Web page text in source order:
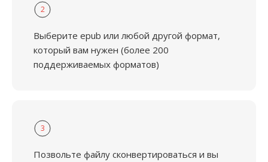
2
Выберите epub или любой другой формат,
который вам нужен (более 200
поддерживаемых форматов)
3
Позвольте файлу сконвертироваться и вы